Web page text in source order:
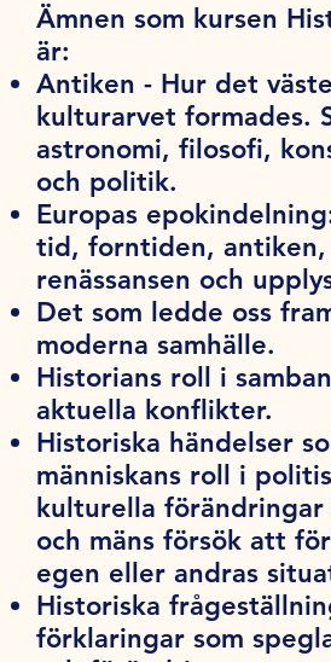
Ämnen som kursen
är:
Antiken - Hur det
kulturarvet formades.
astronomi, filosofi,
och politik.
Europas
tid, forntiden,
renässansen och
Det som ledde oss
moderna samhälle.
Historians roll i
aktuella konflikter.
Historiska händelser
människans roll i
kulturella
och mäns försök att
egen eller andras
Historiska
förklaringar som